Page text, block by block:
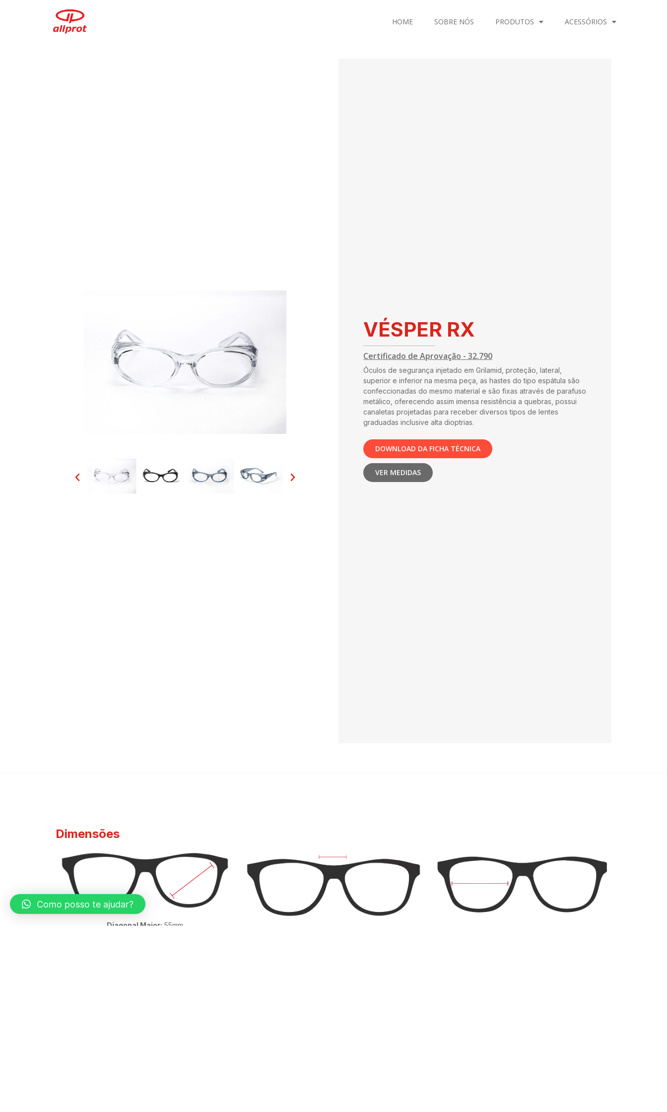
HOME SOBRE NÓS PRODUTOS ACESSÓRIOS
VÉSPER RX
Certificado de Aprovação - 32.790
Óculos de segurança injetado em Grilamid, proteção, lateral,
superior e inferior na mesma peça, as hastes do tipo espátula são
confeccionadas do mesmo material e são fixas através de parafuso
metálico, oferecendo assim imensa resistência a quebras, possui
canaletas projetadas para receber diversos tipos de lentes
graduadas inclusive alta dioptrias.
DOWNLOAD DA FICHA TÉCNICA
VER MEDIDAS
Dimensões
Diagonal Maior: 55mm
Como posso te ajudar?